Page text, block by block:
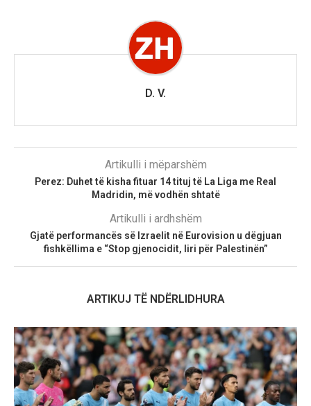
D. V.
Artikulli i mëparshëm
Perez: Duhet të kisha fituar 14 tituj të La Liga me Real
Madridin, më vodhën shtatë
Artikulli i ardhshëm
Gjatë performancës së Izraelit në Eurovision u dëgjuan
fishkëllima e “Stop gjenocidit, liri për Palestinën”
ARTIKUJ TË NDËRLIDHURA